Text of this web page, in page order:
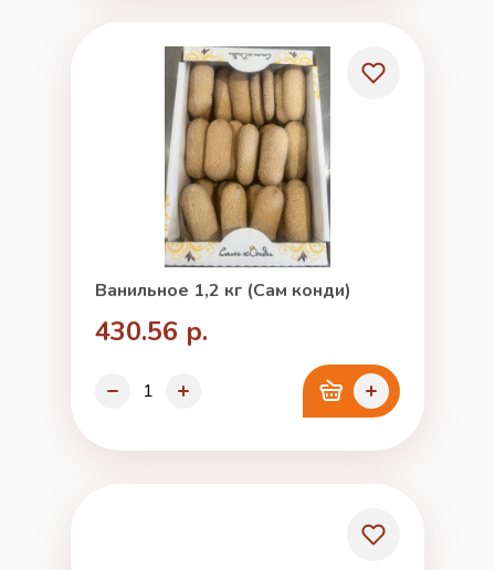
Ванильное 1,2 кг (Сам конди)
430.56 р.